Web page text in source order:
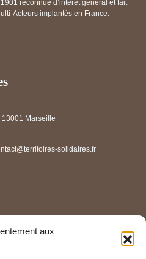
aux
reconnue d’intérêt général et fait
Acteurs implantés en France.
Marseille
solidaires.fr